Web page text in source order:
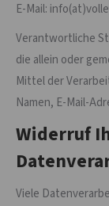
E-Mail:
Verantwortliche
die allein oder
Mittel der
Namen, E-Mail-
Widerruf
Viele